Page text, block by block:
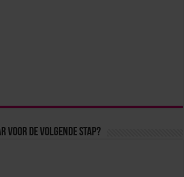
voor de volgende stap?